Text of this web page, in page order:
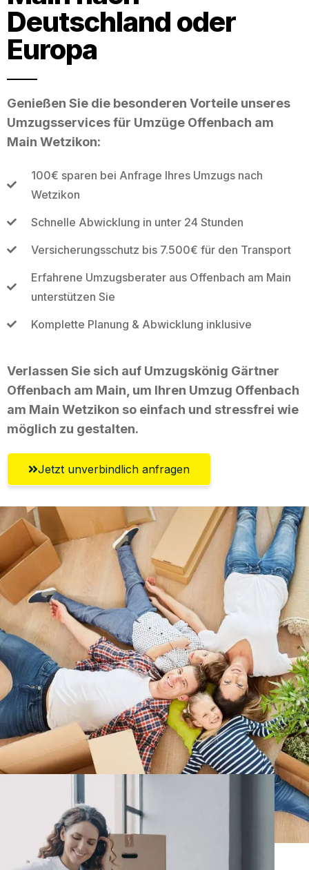
Deutschland oder
Europa
Genießen Sie die besonderen Vorteile unseres
Umzugsservices für Umzüge Offenbach am
Main Wetzikon:
100€ sparen bei Anfrage Ihres Umzugs nach
Wetzikon
Schnelle Abwicklung in unter 24 Stunden
Versicherungsschutz bis 7.500€ für den Transport
Erfahrene Umzugsberater aus Offenbach am Main
unterstützen Sie
Komplette Planung & Abwicklung inklusive
Verlassen Sie sich auf Umzugskönig Gärtner
Offenbach am Main, um Ihren Umzug Offenbach
am Main Wetzikon so einfach und stressfrei wie
möglich zu gestalten.
Jetzt unverbindlich anfragen